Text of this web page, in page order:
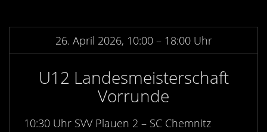
Verein
Über uns
Trainingszeiten
Termine
News
Nachwuchs
26. April 2026, 10:00 – 18:00 Uhr
U12 Landesmeisterschaft
Vorrunde
10:30 Uhr SVV Plauen 2 – SC Chemnitz